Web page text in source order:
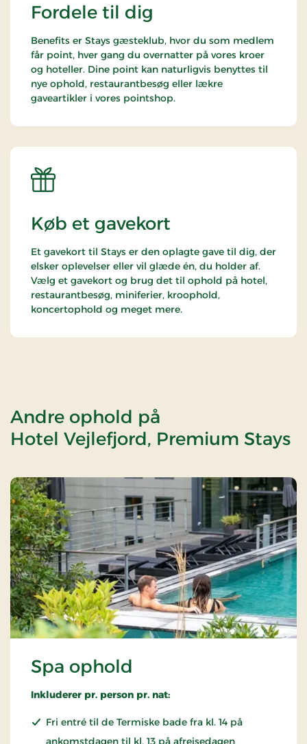
Fordele til dig
Benefits er Stays gæsteklub, hvor du som medlem
får point, hver gang du overnatter på vores kroer
og hoteller. Dine point kan naturligvis benyttes til
nye ophold, restaurantbesøg eller lækre
gaveartikler i vores pointshop.
Køb et gavekort
Et gavekort til Stays er den oplagte gave til dig, der
elsker oplevelser eller vil glæde én, du holder af.
Vælg et gavekort og brug det til ophold på hotel,
restaurantbesøg, miniferier, kroophold,
koncertophold og meget mere.
Andre ophold på
Hotel Vejlefjord, Premium Stays
Spa ophold
Inkluderer pr. person pr. nat:
Fri entré til de Termiske bade fra kl. 14 på
ankomstdagen til kl. 13 på afrejsedagen